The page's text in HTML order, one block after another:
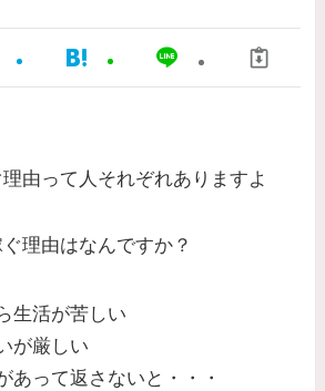
由って人それぞれありますよ
理由はなんですか？
生活が苦しい
が厳しい
あって返さないと・・・